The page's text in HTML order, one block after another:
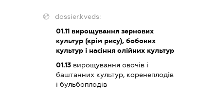
dossier.kveds:
01.11вирощування зернових
культур (крім рису), бобових
культур і насіння олійних культур
01.13вирощування овочів і
баштанних культур, коренеплодів
і бульбоплодів